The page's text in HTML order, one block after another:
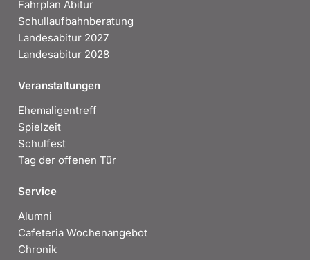
Fahrplan Abitur
Schullaufbahnberatung
Landesabitur 2027
Landesabitur 2028
Veranstaltungen
Ehemaligentreff
Spielzeit
Schulfest
Tag der offenen Tür
Service
Alumni
Cafeteria Wochenangebot
Chronik